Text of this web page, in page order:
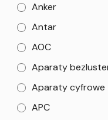
Anker
Antar
AOC
Aparaty
Aparaty cyfrowe
APC